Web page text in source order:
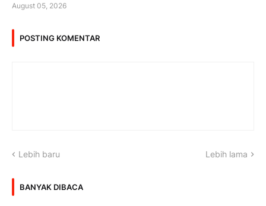
August 05, 2026
POSTING KOMENTAR
Lebih baru Lebih lama
BANYAK DIBACA